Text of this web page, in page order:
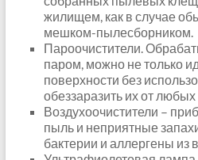
жилищем, как в случае
мешком-пылесборником.
Пароочистители.
паром, можно не только
поверхности без
обеззаразить их от
Воздухоочистители –
пыль и неприятные
бактерии и аллергены из